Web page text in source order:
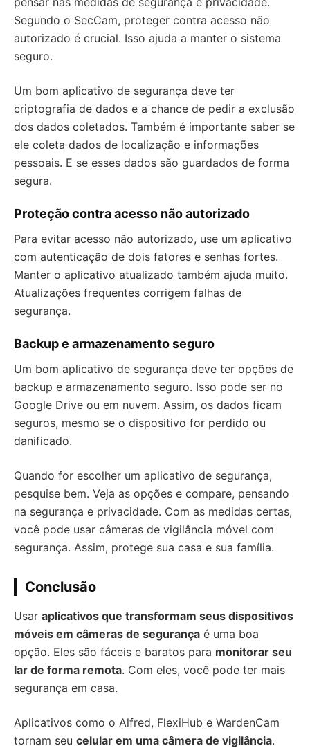
Segundo o SecCam, proteger contra acesso não
autorizado é crucial. Isso ajuda a manter o sistema
seguro.
Um bom aplicativo de segurança deve ter
criptografia de dados e a chance de pedir a exclusão
dos dados coletados. Também é importante saber se
ele coleta dados de localização e informações
pessoais. E se esses dados são guardados de forma
segura.
Proteção contra acesso não autorizado
Para evitar acesso não autorizado, use um aplicativo
com autenticação de dois fatores e senhas fortes.
Manter o aplicativo atualizado também ajuda muito.
Atualizações frequentes corrigem falhas de
segurança.
Backup e armazenamento seguro
Um bom aplicativo de segurança deve ter opções de
backup e armazenamento seguro. Isso pode ser no
Google Drive ou em nuvem. Assim, os dados ficam
seguros, mesmo se o dispositivo for perdido ou
danificado.
Quando for escolher um aplicativo de segurança,
pesquise bem. Veja as opções e compare, pensando
na segurança e privacidade. Com as medidas certas,
você pode usar câmeras de vigilância móvel com
segurança. Assim, protege sua casa e sua família.
Conclusão
Usar aplicativos que transformam seus dispositivos
móveis em câmeras de segurança é uma boa
opção. Eles são fáceis e baratos para monitorar seu
lar de forma remota. Com eles, você pode ter mais
segurança em casa.
Aplicativos como o Alfred, FlexiHub e WardenCam
tornam seu celular em uma câmera de vigilância.